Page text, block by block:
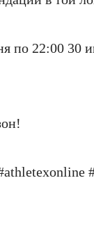
по 22:00 30